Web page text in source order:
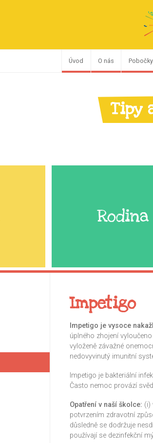
Úvod O nás Pobočky
Tipy
Rodina
Impetigo
Impetigo je vysoce
úplného zhojení
vyloženě závažné
nedovyvinutý imunitní
Impetigo je bakteriální
Často nemoc provází
Opatření v naší školce: (i)
potvrzením zdravotní
důsledně se dodržuje
používají se dezinfekční